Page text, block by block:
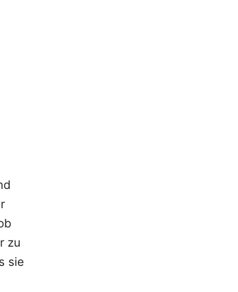
zu
sie